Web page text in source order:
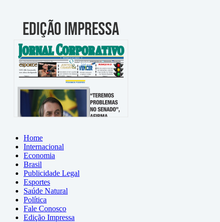
Home
Internacional
Economia
Brasil
Publicidade Legal
Esportes
Saúde Natural
Política
Fale Conosco
Edição Impressa